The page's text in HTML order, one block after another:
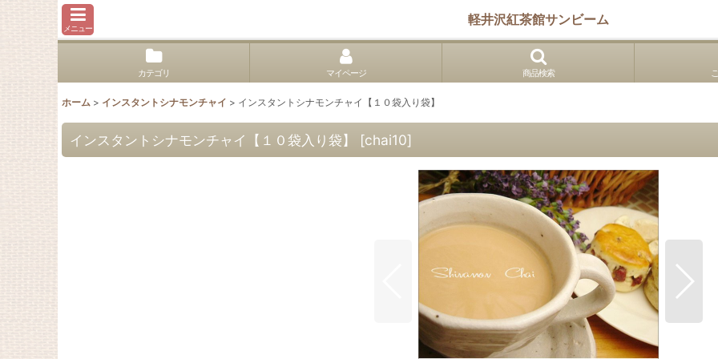
メニュー
軽井沢紅茶館サンビーム
カテゴリ マイページ 商品検索
ホーム > インスタントシナモンチャイ > インスタントシナモンチャイ【１０袋入り袋】
インスタントシナモンチャイ【１０袋入り袋】 [chai10]